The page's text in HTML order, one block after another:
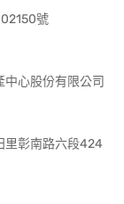
號
心股份有限公司
里彰南路六段424